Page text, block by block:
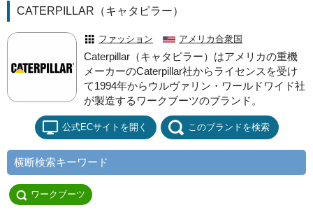
CATERPILLAR（キャタピラー）
ファッション アメリカ合衆国
Caterpillar（キャタピラー）はアメリカの重機
メーカーのCaterpillar社からライセンスを受け
て1994年からウルヴァリン・ワールドワイド社
が製造するワークブーツのブランド。
公式ECサイトを開く このブランドを検索
横断検索キーワード
ワークブーツ